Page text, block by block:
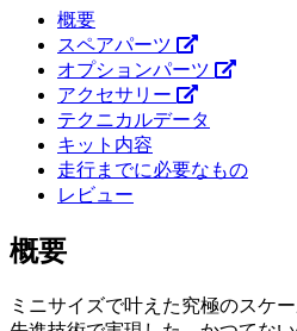
概要
スペアパーツ
オプションパーツ
アクセサリー
テクニカルデータ
キット内容
走行までに必要なもの
レビュー
概要
ミニサイズで叶えた究極のスケ